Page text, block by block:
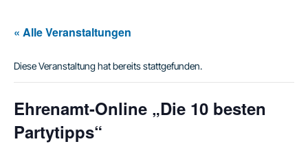
« Alle Veranstaltungen
Diese Veranstaltung hat bereits stattgefunden.
Ehrenamt-Online „Die 10 besten
Partytipps“